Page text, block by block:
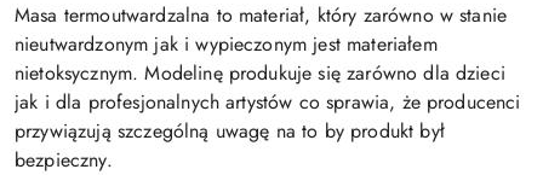
Masa termoutwardzalna to materiał, który zarówno w stanie
nieutwardzonym jak i wypieczonym jest materiałem
nietoksycznym. Modelinę produkuje się zarówno dla dzieci
jak i dla profesjonalnych artystów co sprawia, że producenci
przywiązują szczególną uwagę na to by produkt był
bezpieczny.